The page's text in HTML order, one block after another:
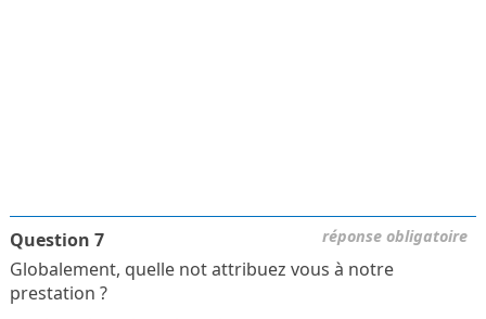
réponse obligatoire
Question 7
Globalement, quelle not attribuez vous à notre
prestation ?